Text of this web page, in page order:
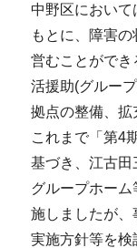
中野区において
もとに、障害
営むことができ
活援助(グルー
拠点の整備、拡
これまで「第4
基づき、江古
グループホー
施しましたが
実施方針等を検